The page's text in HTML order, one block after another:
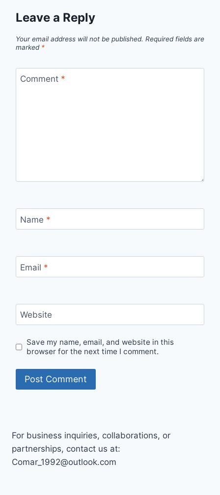
Leave a Reply
Your email address will not be published. Required fields are
marked *
Comment *
Name *
Email *
Website
Save my name, email, and website in this
browser for the next time I comment.
For business inquiries, collaborations, or
partnerships, contact us at:
Comar_1992@outlook.com